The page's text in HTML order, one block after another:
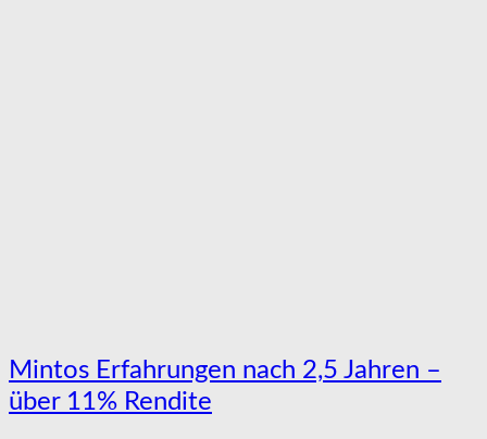
Mintos
Erfahrungen
nach
Mintos Erfahrungen nach 2,5 Jahren –
über 11% Rendite